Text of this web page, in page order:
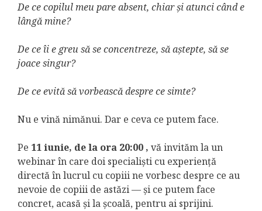
De ce copilul meu pare absent, chiar și atunci când e
lângă mine?
De ce îi e greu să se concentreze, să aștepte, să se
joace singur?
De ce evită să vorbească despre ce simte?
Nu e vină nimănui. Dar e ceva ce putem face.
Pe 11 iunie, de la ora 20:00 , vă invităm la un
webinar în care doi specialiști cu experiență
directă în lucrul cu copiii ne vorbesc despre ce au
nevoie de copiii de astăzi — și ce putem face
concret, acasă și la școală, pentru ai sprijini.